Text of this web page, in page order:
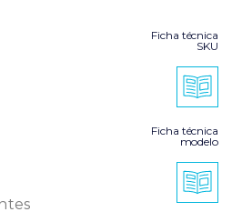
Ficha técnica
SKU
Ficha técnica
modelo